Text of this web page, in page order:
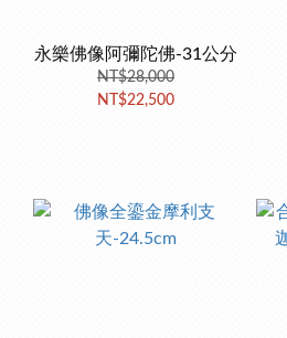
永樂佛像阿彌陀佛-31公分
NT$28,000
NT$22,500